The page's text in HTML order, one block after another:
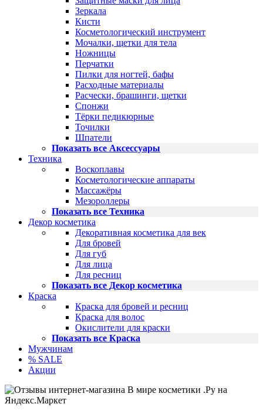
Зеркала
Кисти
Косметологический инструмент
Мочалки, щетки для тела
Ножницы
Перчатки
Пилки для ногтей, бафы
Расходные материалы
Расчески, брашинги, щетки
Спонжи
Тёрки педикюрные
Точилки
Шпатели
Показать все Аксессуары
Техника
Воскоплавы
Косметологические аппараты
Массажёры
Мезороллеры
Показать все Техника
Декор косметика
Декоративная косметика для век
Для бровей
Для губ
Для лица
Для ресниц
Показать все Декор косметика
Краска
Краска для бровей и ресниц
Краска для волос
Окислители для краски
Показать все Краска
Мужчинам
% SALE
Акции